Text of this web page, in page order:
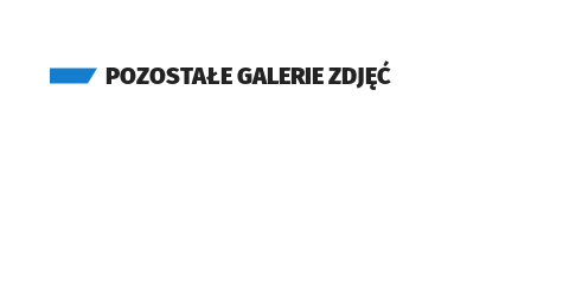
POZOSTAŁE GALERIE ZDJĘĆ